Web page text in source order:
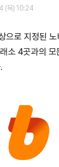
(목) 10:24
으로 지정된 노
소 4곳과의